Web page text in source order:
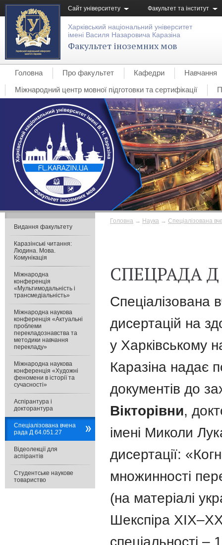
Сайт університету Факультет та інститут
Харківський національний університет
імені Василя Назаровича Каразіна
Факультет іноземних мов
Головна Про факультет Кафедри
Навчання
Міжнародний центр мовної підготовки та сертифікації
Головна → Наука → Спеціалізована
СПЕЦРАДА Д
Спеціалізована
дисертацій на
у Харківському
Каразіна надає
документів до
Вікторівни,
імені Миколи
дисертації:
множинності
(на матеріалі
Шекспіра
спеціальності
Видання факультету
Каразінські читання:
Людина. Мова.
Комунікація
Міжнародна
конференція
«Мультимодальність і
трансмедіальність»
Міжнародна наукова
конференція «Актуальні
проблеми
перекладознавства та
методики навчання
перекладу»
Міжнародна наукова
конференція «Художні
феномени в історії та
сучасності»
Аспірантура і
докторантура
Спеціалізована вчена
рада Д 64.051.27
Відеолекції для
аспірантів
Студентське наукове
товариство